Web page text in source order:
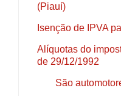
(Piauí)
Isenção de IPVA
Alíquotas do
de 29/12/1992
São